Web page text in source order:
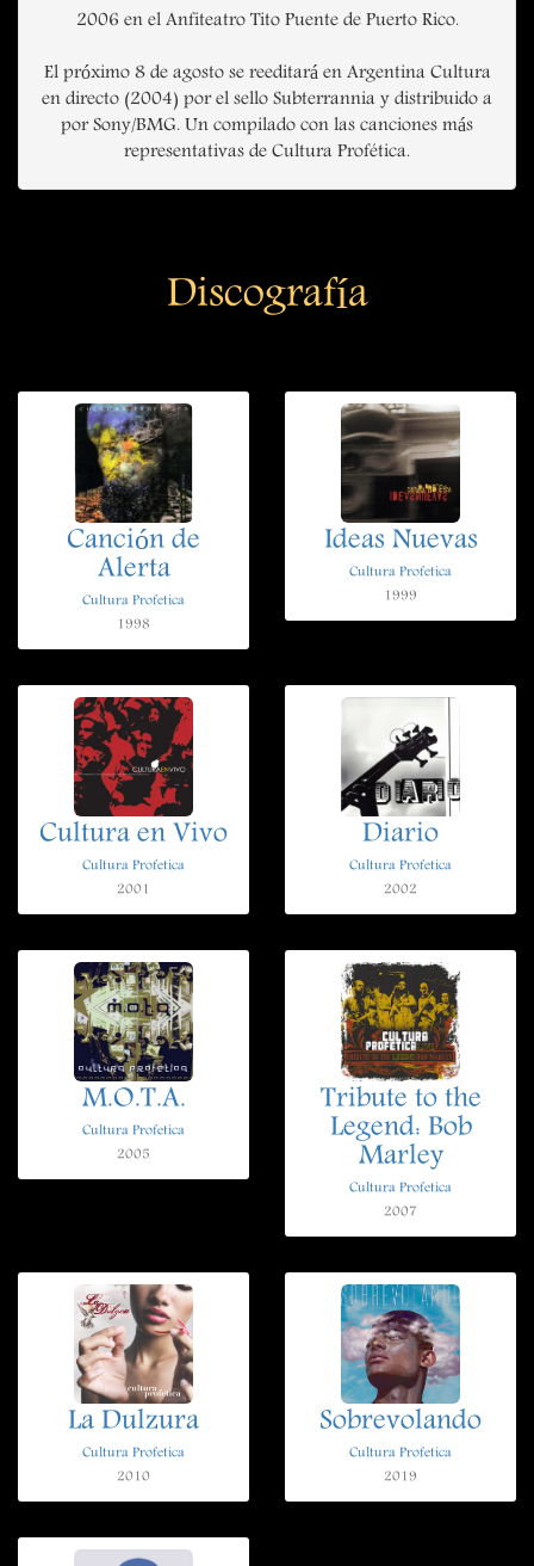
2006 en el Anfiteatro Tito Puente de Puerto Rico.
El próximo 8 de agosto se reeditará en Argentina Cultura
en directo (2004) por el sello Subterrannia y distribuido a
por Sony/BMG. Un compilado con las canciones más
representativas de Cultura Profética.
Discografía
Canción de
Alerta
Cultura Profetica
1998
Ideas Nuevas
Cultura Profetica
1999
Cultura en Vivo
Cultura Profetica
2001
Diario
Cultura Profetica
2002
M.O.T.A.
Cultura Profetica
2005
Tribute to the
Legend: Bob
Marley
Cultura Profetica
2007
La Dulzura
Cultura Profetica
2010
Sobrevolando
Cultura Profetica
2019